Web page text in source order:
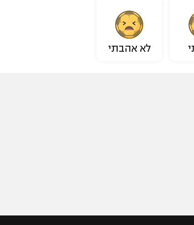
לא אהבתי